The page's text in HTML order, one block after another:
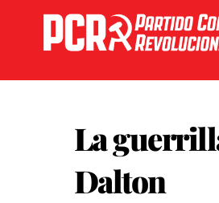
content
La
Dalton